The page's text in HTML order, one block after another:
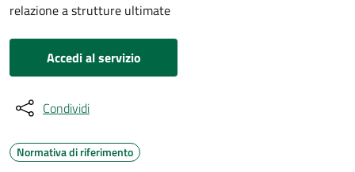
relazione a strutture ultimate
Accedi al servizio
Condividi
Normativa di riferimento